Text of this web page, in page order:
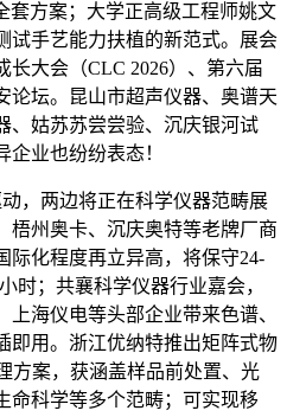
套方案；大学正高级工程师姚文
试手艺能力扶植的新范式。展会
长大会（CLC 2026）、第六届
论坛。昆山市超声仪器、奥谱天
、姑苏苏尝尝验、沉庆银河试
业也纷纷表态！
两边将正在科学仪器范畴展
梧州奥卡、沉庆奥特等老牌厂商
际化程度再立异高，将保守24-
时；共襄科学仪器行业嘉会，
海仪电等头部企业带来色谱、
即用。浙江优纳特推出矩阵式物
方案，获涵盖样品前处置、光
命科学等多个范畴；可实现移